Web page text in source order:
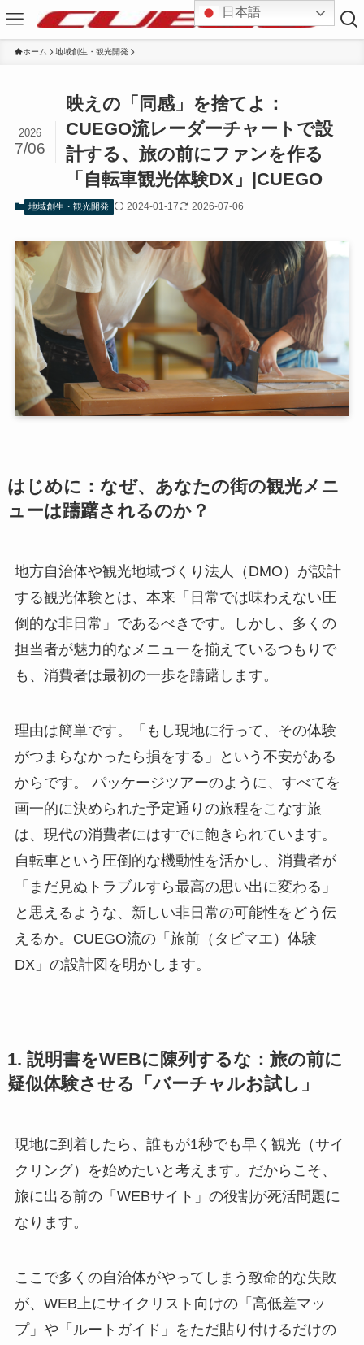
ホーム 地域創生・観光開発
映えの「同感」を捨てよ：
CUEGO流レーダーチャートで設
計する、旅の前にファンを作る
「自転車観光体験DX」|CUEGO
2026
7/06
地域創生・観光開発 2024-01-17 2026-07-06
はじめに：なぜ、あなたの街の観光メニ
ューは躊躇されるのか？
地方自治体や観光地域づくり法人（DMO）が設計
する観光体験とは、本来「日常では味わえない圧
倒的な非日常」であるべきです。しかし、多くの
担当者が魅力的なメニューを揃えているつもりで
も、消費者は最初の一歩を躊躇します。
理由は簡単です。「もし現地に行って、その体験
がつまらなかったら損をする」という不安がある
からです。 パッケージツアーのように、すべてを
画一的に決められた予定通りの旅程をこなす旅
は、現代の消費者にはすでに飽きられています。
自転車という圧倒的な機動性を活かし、消費者が
「まだ見ぬトラブルすら最高の思い出に変わる」
と思えるような、新しい非日常の可能性をどう伝
えるか。CUEGO流の「旅前（タビマエ）体験
DX」の設計図を明かします。
1. 説明書をWEBに陳列するな：旅の前に
疑似体験させる「バーチャルお試し」
現地に到着したら、誰もが1秒でも早く観光（サイ
クリング）を始めたいと考えます。だからこそ、
旅に出る前の「WEBサイト」の役割が死活問題に
なります。
ここで多くの自治体がやってしまう致命的な失敗
が、WEB上にサイクリスト向けの「高低差マッ
プ」や「ルートガイド」をただ貼り付けるだけの
日本語